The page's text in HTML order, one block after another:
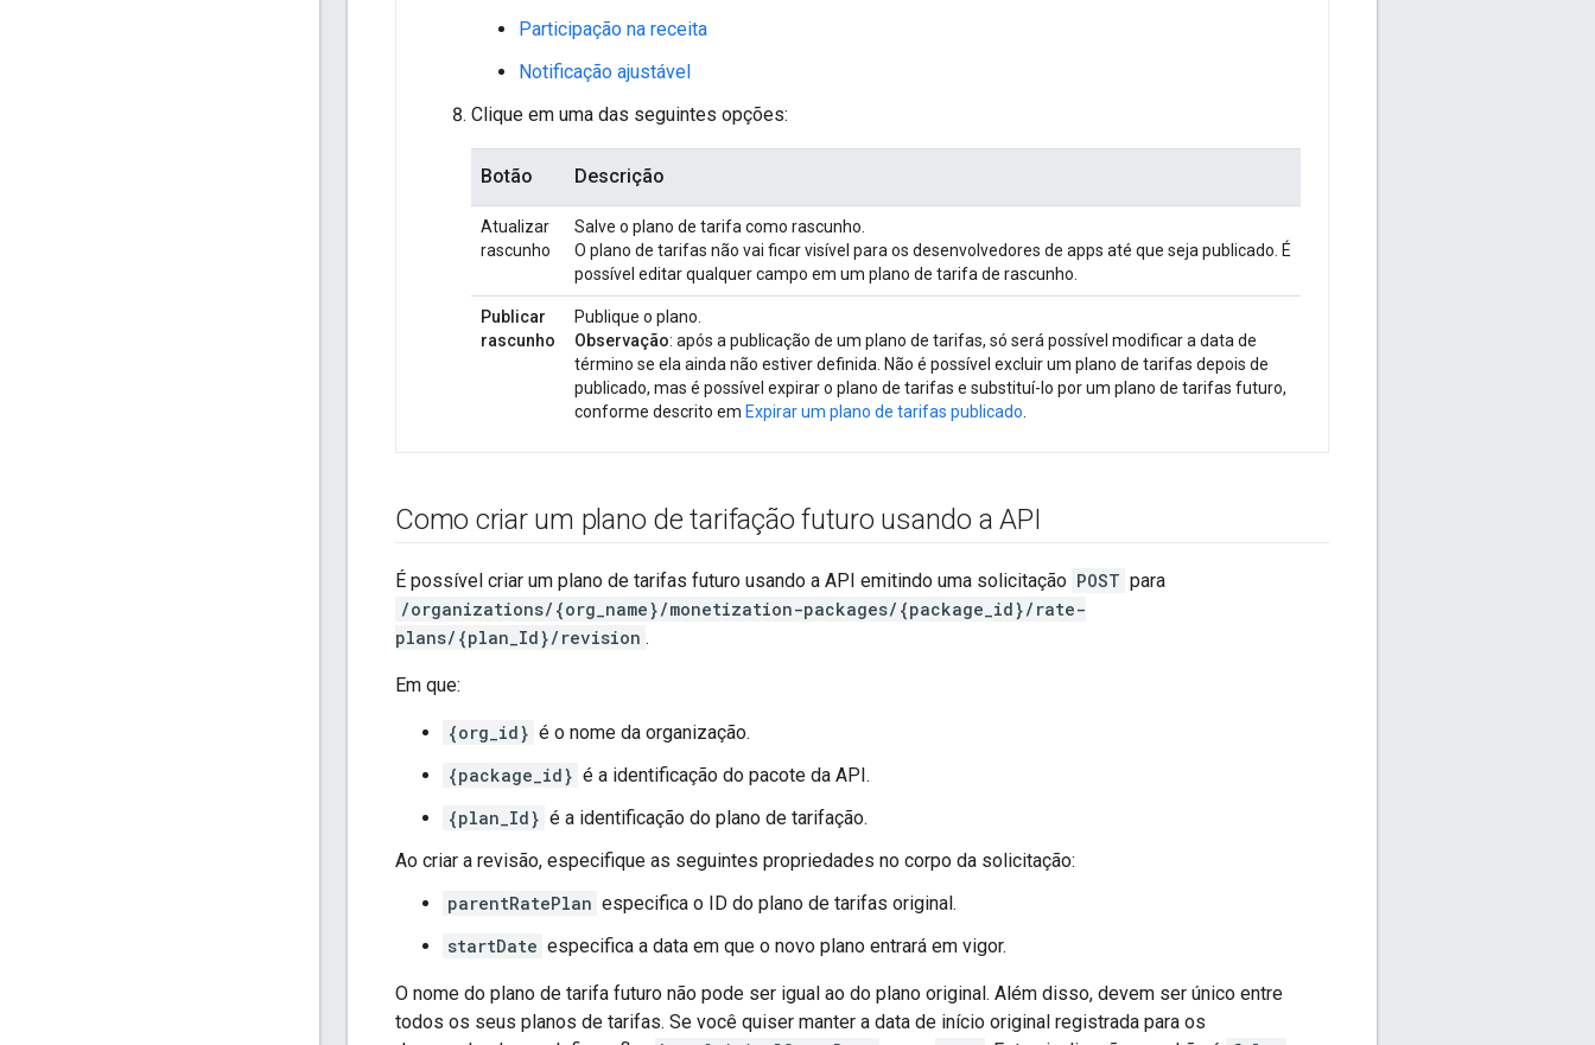
Participação na receita
Notificação ajustável
Clique em uma das seguintes opções:
Botão Descrição
Atualizar
rascunho
Salve o plano de tarifa como rascunho.
O plano de tarifas não vai ficar visível para os desenvolvedores de apps até que seja publicado. É
possível editar qualquer campo em um plano de tarifa de rascunho.
Publicar
rascunho
Publique o plano.
Observação: após a publicação de um plano de tarifas, só será possível modificar a data de
término se ela ainda não estiver definida. Não é possível excluir um plano de tarifas depois de
publicado, mas é possível expirar o plano de tarifas e substituí-lo por um plano de tarifas futuro,
conforme descrito em Expirar um plano de tarifas publicado
Como criar um plano de tarifação futuro usando a API
É possível criar um plano de tarifas futuro usando a API emitindo uma solicitação POST para
/organizations/{org_name}/monetization-packages/{package_id}/rate-
plans/{plan_Id}/revision .
Em que:
{org_id} é o nome da organização.
{package_id} é a identificação do pacote da API.
{plan_Id} é a identificação do plano de tarifação.
Ao criar a revisão, especifique as seguintes propriedades no corpo da solicitação:
parentRatePlan especifica o ID do plano de tarifas original.
startDate especifica a data em que o novo plano entrará em vigor.
O nome do plano de tarifa futuro não pode ser igual ao do plano original. Além disso, devem ser único entre
todos os seus planos de tarifas. Se você quiser manter a data de início original registrada para os